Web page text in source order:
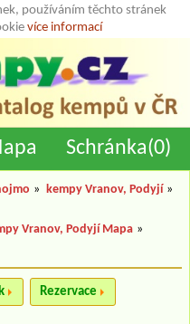
používáním těchto stránek
více informací
Schránka(0)
» kempy Vranov, Podyjí »
Vranov, Podyjí Mapa »
Rezervace